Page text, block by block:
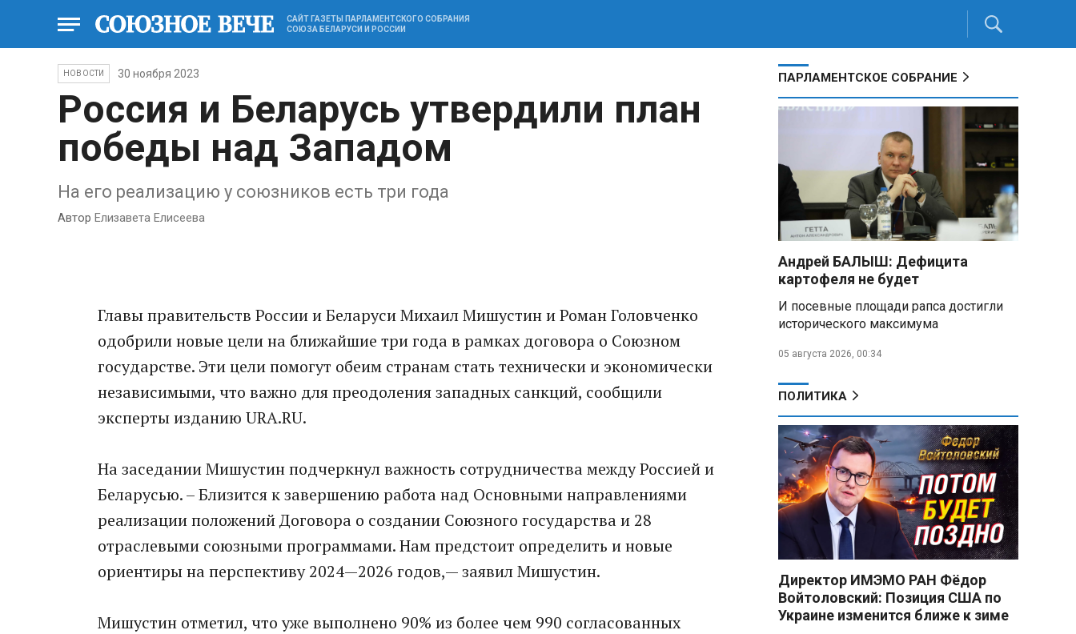
САЙТ ГАЗЕТЫ ПАРЛАМЕНТСКОГО СОБРАНИЯ
СОЮЗА БЕЛАРУСИ И РОССИИ
НОВОСТИ 30 ноября 2023
Россия и Беларусь утвердили план
победы над Западом
На его реализацию у союзников есть три года
Автор Елизавета Елисеева
Главы правительств России и Беларуси Михаил Мишустин и Роман Головченко
одобрили новые цели на ближайшие три года в рамках договора о Союзном
государстве. Эти цели помогут обеим странам стать технически и экономически
независимыми, что важно для преодоления западных санкций, сообщили
эксперты изданию URA.RU.
На заседании Мишустин подчеркнул важность сотрудничества между Россией и
Беларусью. – Близится к завершению работа над Основными направлениями
реализации положений Договора о создании Союзного государства и 28
отраслевыми союзными программами. Нам предстоит определить и новые
ориентиры на перспективу 2024—2026 годов,— заявил Мишустин.
Мишустин отметил, что уже выполнено 90% из более чем 990 согласованных
ПАРЛАМЕНТСКОЕ СОБРАНИЕ
Андрей БАЛЫШ: Дефицита
картофеля не будет
И посевные площади рапса достигли
исторического максимума
05 августа 2026, 00:34
ПОЛИТИКА
Директор ИМЭМО РАН Фёдор
Войтоловский: Позиция США по
Украине изменится ближе к зиме